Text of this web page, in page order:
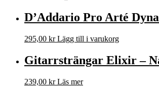
D’Addario Pro Arté
295,00 kr Lägg till i varukorg
Gitarrsträngar Elixir –
239,00 kr Läs mer